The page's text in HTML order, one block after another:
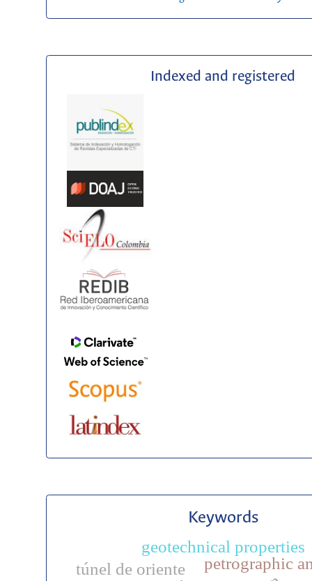
Indexed and registered
Keywords
petrographic
geotechnical properties
túnel de oriente